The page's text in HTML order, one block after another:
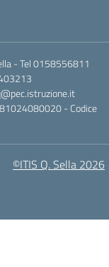
- Tel 0158556811
81024080020 - Codice
©ITIS Q. Sella 2026